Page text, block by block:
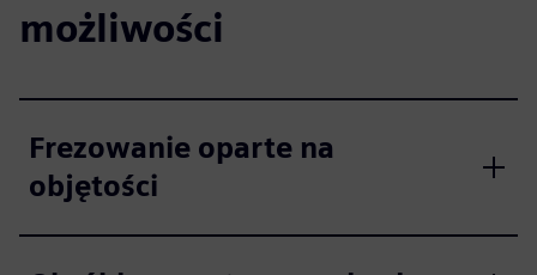
możliwości
Frezowanie oparte na
objętości